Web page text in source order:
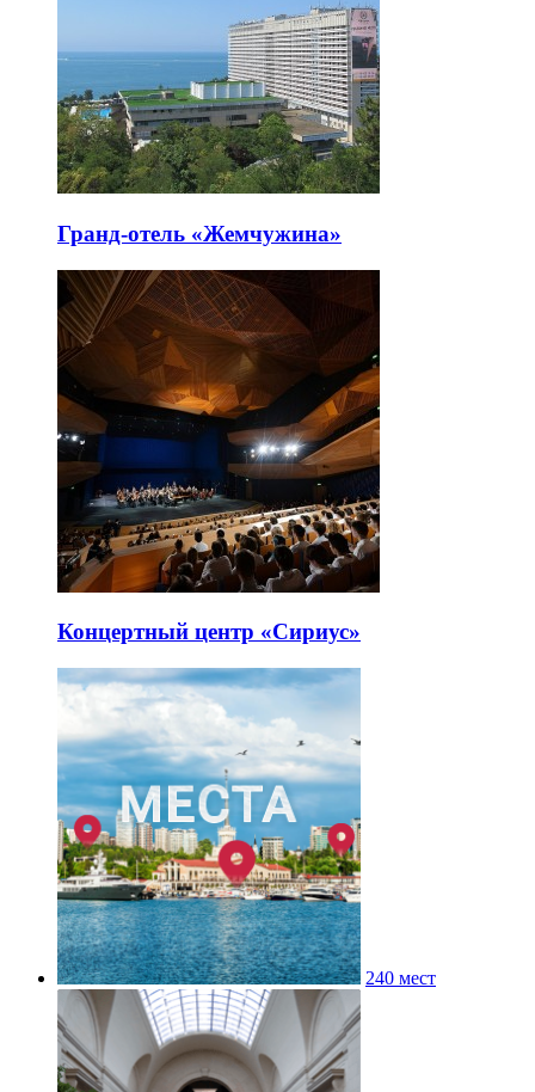
Гранд-отель «Жемчужина»
Концертный центр «Сириус»
240 мест